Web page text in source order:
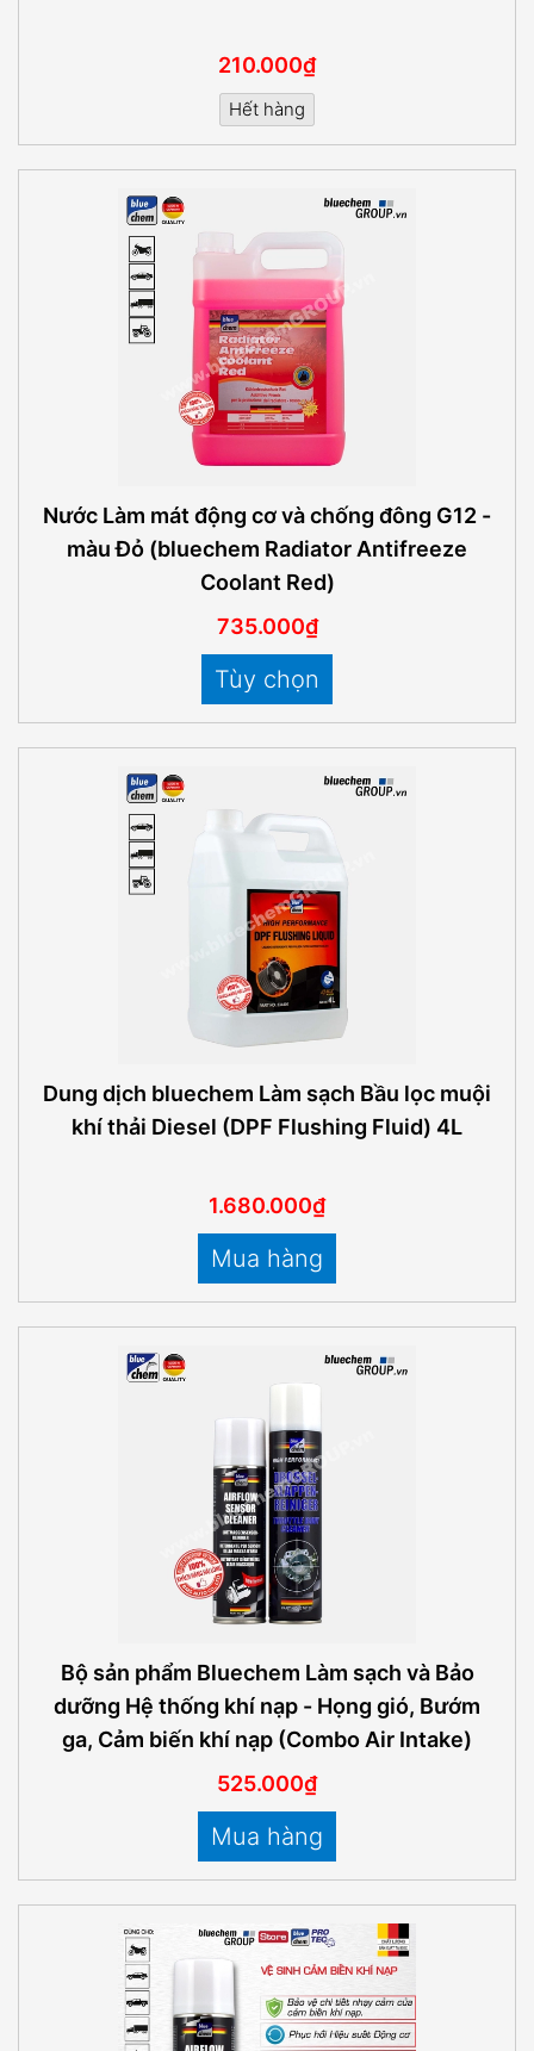
210.000₫
Hết hàng
Nước Làm mát động cơ và chống đông G12 -
màu Đỏ (bluechem Radiator Antifreeze
Coolant Red)
735.000₫
Tùy chọn
Dung dịch bluechem Làm sạch Bầu lọc muội
khí thải Diesel (DPF Flushing Fluid) 4L
1.680.000₫
Mua hàng
Bộ sản phẩm Bluechem Làm sạch và Bảo
dưỡng Hệ thống khí nạp - Họng gió, Bướm
ga, Cảm biến khí nạp (Combo Air Intake)
525.000₫
Mua hàng